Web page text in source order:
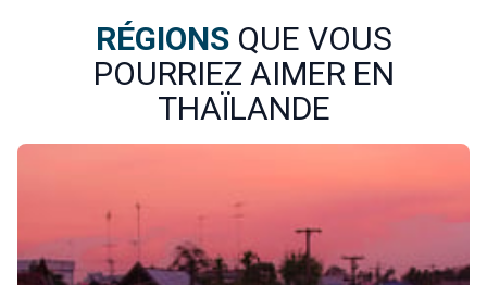
RÉGIONS QUE VOUS
POURRIEZ AIMER EN
THAÏLANDE